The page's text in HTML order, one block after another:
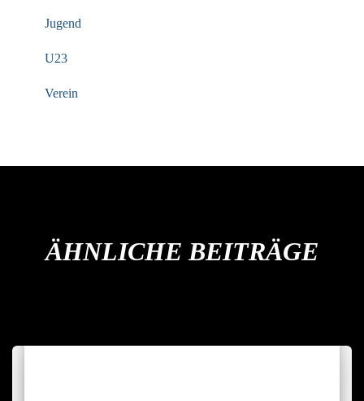
Jugend
U23
Verein
ÄHNLICHE BEITRÄGE